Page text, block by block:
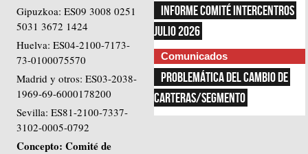
Gipuzkoa: ES09 3008 0251
5031 3672 1424
Huelva: ES04-2100-7173-
73-0100075570
Madrid y otros: ES03-2038-
1969-69-6000178200
Sevilla: ES81-2100-7337-
3102-0005-0792
Concepto: Comité de
INFORME COMITÉ INTERCENTROS
JULIO 2026
Comunicados
PROBLEMÁTICA DEL CAMBIO DE
CARTERAS/SEGMENTO